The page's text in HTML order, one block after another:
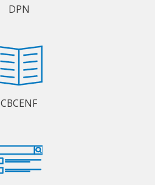
DPN
CBCENF